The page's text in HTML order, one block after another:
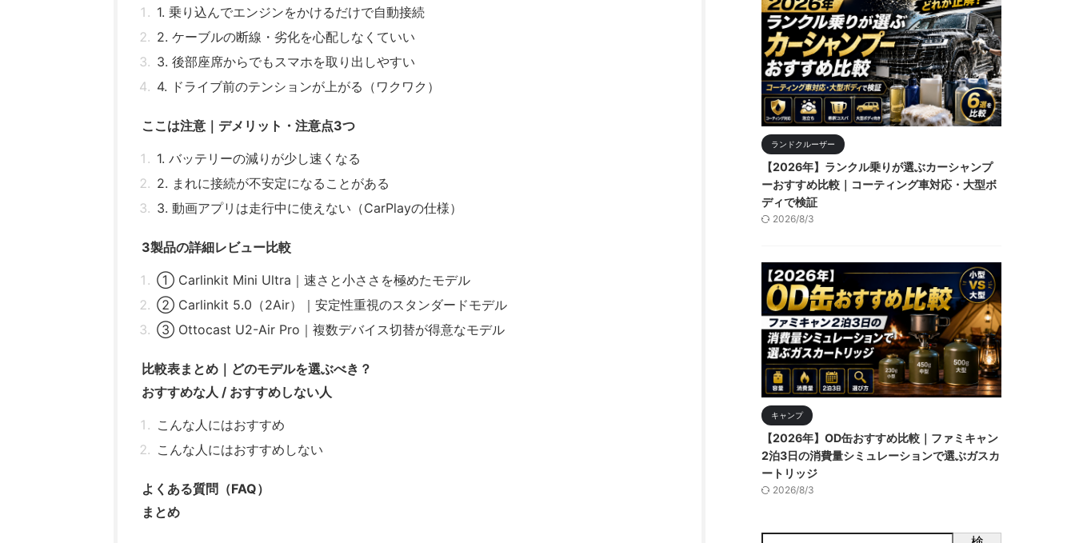
1. 乗り込んでエンジンをかけるだけで自動接続
2. ケーブルの断線・劣化を心配しなくていい
3. 後部座席からでもスマホを取り出しやすい
4. ドライブ前のテンションが上がる（ワクワク）
ここは注意｜デメリット・注意点3つ
1. バッテリーの減りが少し速くなる
2. まれに接続が不安定になることがある
3. 動画アプリは走行中に使えない（CarPlayの仕様）
3製品の詳細レビュー比較
① Carlinkit Mini Ultra｜速さと小ささを極めたモデル
② Carlinkit 5.0（2Air）｜安定性重視のスタンダードモデル
③ Ottocast U2-Air Pro｜複数デバイス切替が得意なモデル
比較表まとめ｜どのモデルを選ぶべき？
おすすめな人 / おすすめしない人
こんな人にはおすすめ
こんな人にはおすすめしない
よくある質問（FAQ）
まとめ
ランドクルーザー
【2026年】ランクル乗りが選ぶカーシャンプ
ーおすすめ比較｜コーティング車対応・大型ボ
ディで検証
2026/8/3
キャンプ
【2026年】OD缶おすすめ比較｜ファミキャン
2泊3日の消費量シミュレーションで選ぶガスカ
ートリッジ
2026/8/3